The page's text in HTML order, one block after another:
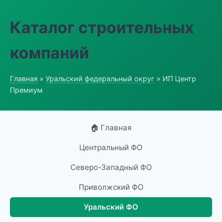
Каталог строительных
компаний
Главная » Уральский федеральный округ » ИП Центр
Премиум
🏠 Главная
Центральный ФО
Северо-Западный ФО
Приволжский ФО
Уральский ФО